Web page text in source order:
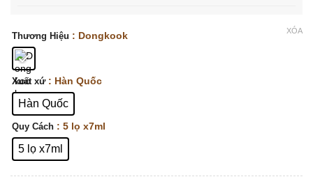
Thương Hiệu : Dongkook
Xuất xứ : Hàn Quốc
Hàn Quốc
Quy Cách : 5 lọ x7ml
5 lọ x7ml
XÓA